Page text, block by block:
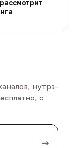
нутра-
с
→